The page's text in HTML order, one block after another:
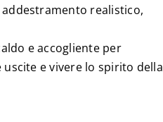
realistico,
e accogliente per
e vivere lo spirito della